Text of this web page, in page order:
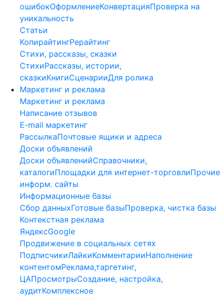
ошибокОформлениеКонвертацияПроверка на
уникальность
Статьи
КопирайтингРерайтинг
Стихи, рассказы, сказки
СтихиРассказы, истории,
сказкиКнигиСценарииДля ролика
Маркетинг и реклама
Маркетинг и реклама
Написание отзывов
E-mail маркетинг
РассылкаПочтовые ящики и адреса
Доски объявлений
Доски объявленийСправочники,
каталогиПлощадки для интернет-торговлиПрочие
информ. сайты
Информационные базы
Сбор данныхГотовые базыПроверка, чистка базы
Контекстная реклама
ЯндексGoogle
Продвижение в социальных сетях
ПодписчикиЛайкиКомментарииНаполнение
контентомРеклама,таргетинг,
ЦАПросмотрыСоздание, настройка,
аудитКомплексное